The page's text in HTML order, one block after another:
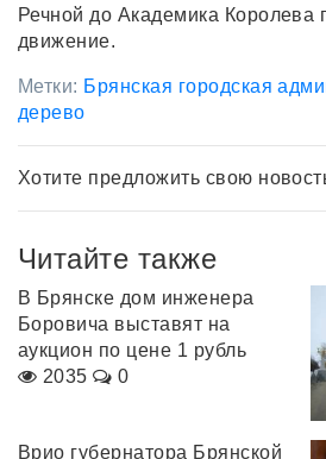
Речной до Академика Королева
движение.
Метки: Брянская городская
дерево
Хотите предложить свою
Читайте также
В Брянске дом инженера
Боровича выставят на
аукцион по цене 1 рубль
2035
0
Врио губернатора Брянской